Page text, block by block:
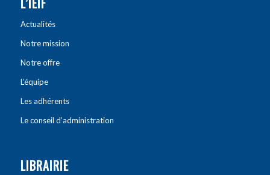
Actualités
Notre mission
Notre offre
L’équipe
Les adhérents
Le conseil d’administration
LIBRAIRIE